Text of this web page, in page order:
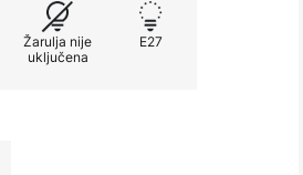
Žarulja nije
uključena
E27